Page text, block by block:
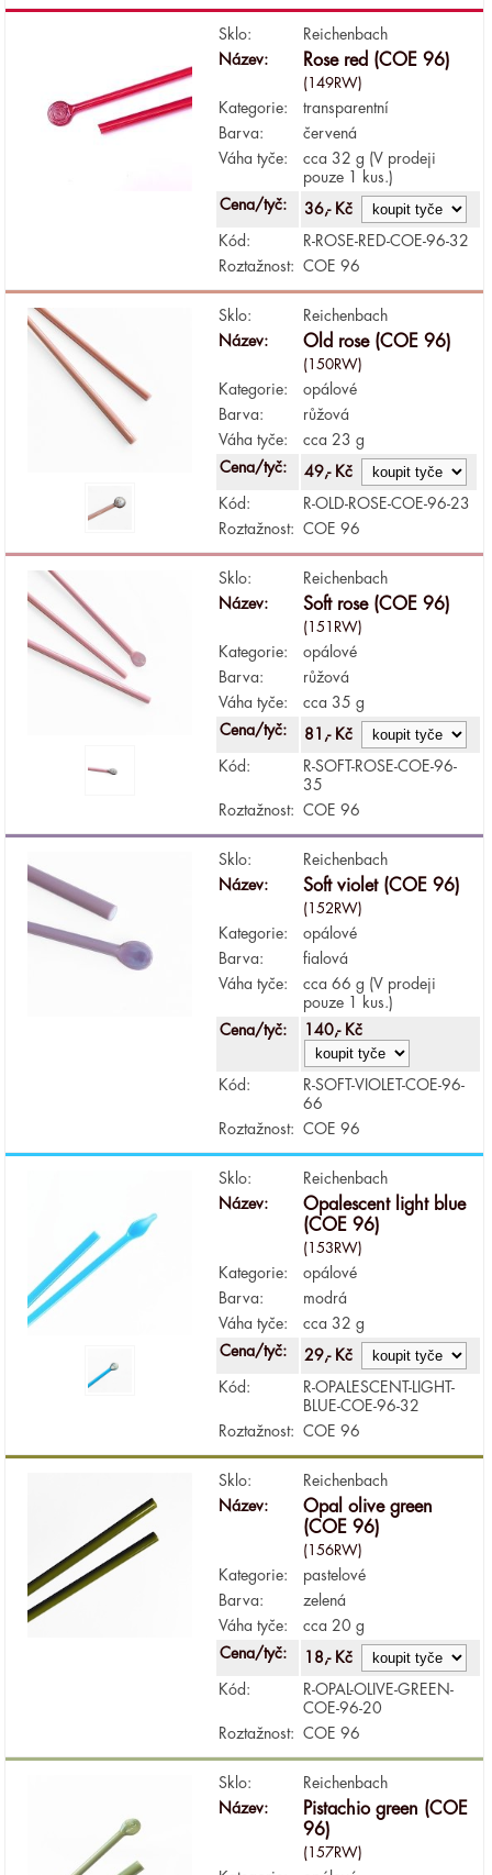
Sklo:
Reichenbach
Název:
Rose red (COE 96)
(149RW)
Kategorie:
transparentní
Barva:
červená
Váha tyče:
cca 32 g (V prodeji
pouze 1 kus.)
Cena/tyč:
36,- Kč
Kód:
R-ROSE-RED-COE-96-32
Roztažnost:
COE 96
Sklo:
Reichenbach
Název:
Old rose (COE 96)
(150RW)
Kategorie:
opálové
Barva:
růžová
Váha tyče:
cca 23 g
Cena/tyč:
49,- Kč
Kód:
R-OLD-ROSE-COE-96-23
Roztažnost:
COE 96
Sklo:
Reichenbach
Název:
Soft rose (COE 96)
(151RW)
Kategorie:
opálové
Barva:
růžová
Váha tyče:
cca 35 g
Cena/tyč:
81,- Kč
Kód:
R-SOFT-ROSE-COE-96-
35
Roztažnost:
COE 96
Sklo:
Reichenbach
Název:
Soft violet (COE 96)
(152RW)
Kategorie:
opálové
Barva:
fialová
Váha tyče:
cca 66 g (V prodeji
pouze 1 kus.)
Cena/tyč:
140,- Kč
Kód:
R-SOFT-VIOLET-COE-96-
66
Roztažnost:
COE 96
Sklo:
Reichenbach
Název:
Opalescent light blue
(COE 96)
(153RW)
Kategorie:
opálové
Barva:
modrá
Váha tyče:
cca 32 g
Cena/tyč:
29,- Kč
Kód:
R-OPALESCENT-LIGHT-
BLUE-COE-96-32
Roztažnost:
COE 96
Sklo:
Reichenbach
Název:
Opal olive green
(COE 96)
(156RW)
Kategorie:
pastelové
Barva:
zelená
Váha tyče:
cca 20 g
Cena/tyč:
18,- Kč
Kód:
R-OPAL-OLIVE-GREEN-
COE-96-20
Roztažnost:
COE 96
Sklo:
Reichenbach
Název:
Pistachio green (COE
96)
(157RW)